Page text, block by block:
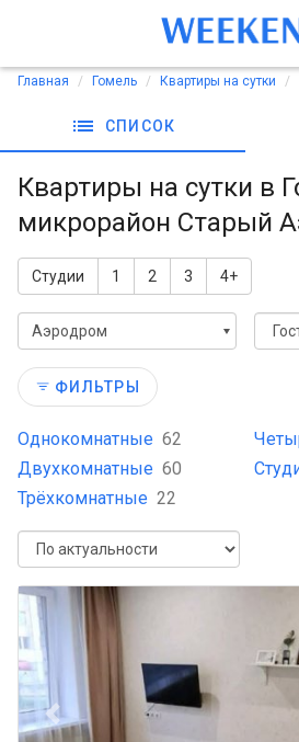
Главная Гомель Квартиры на сутки
list СПИСОК
Квартиры на сутки в
микрорайон Старый
Студии 1 2 3 4+
Аэродром
ФИЛЬТРЫ
Однокомнатные 62
Двухкомнатные 60
Трёхкомнатные 22
Previous